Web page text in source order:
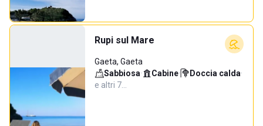
Rupi sul Mare
Gaeta, Gaeta
Sabbiosa· Cabine· Doccia calda·
e altri 7…